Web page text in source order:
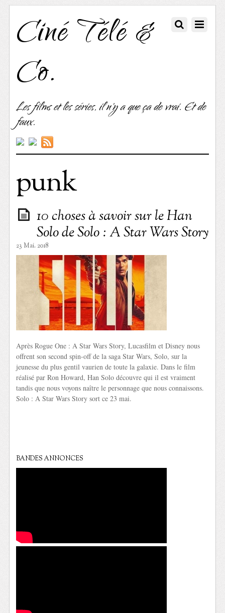
Ciné Télé &
Co.
Les films et les séries, il n'y a que ça de vrai. Et de
faux.
punk
10 choses à savoir sur le Han
Solo de Solo : A Star Wars Story
23 Mai. 2018
Après Rogue One : A Star Wars Story, Lucasfilm et Disney nous
offrent son second spin-off de la saga Star Wars, Solo, sur la
jeunesse du plus gentil vaurien de toute la galaxie. Dans le film
réalisé par Ron Howard, Han Solo découvre qui il est vraiment
tandis que nous voyons naître le personnage que nous connaissons.
Solo : A Star Wars Story sort ce 23 mai.
BANDES ANNONCES